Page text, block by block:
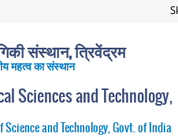
संस्थान, त्रिवेंद्रम
महत्व का संस्थान
Sciences and Technology,
and Technology, Govt. of India